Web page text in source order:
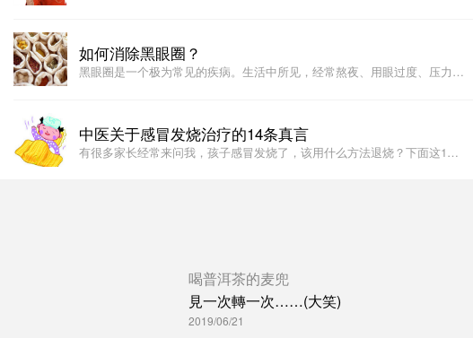
如何消除黑眼圈？
黑眼圈是一个极为常见的疾病。生活中所见，经常熬夜、用眼过度、压力…
中医关于感冒发烧治疗的14条真言
有很多家长经常来问我，孩子感冒发烧了，该用什么方法退烧？下面这1…
喝普洱茶的麦兜
見一次轉一次……(大笑)
2019/06/21